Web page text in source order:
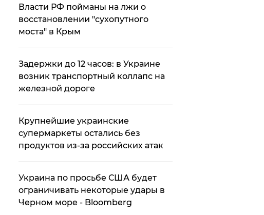
Власти РФ пойманы на лжи о
восстановлении "сухопутного
моста" в Крым
Задержки до 12 часов: в Украине
возник транспортный коллапс на
железной дороге
Крупнейшие украинские
супермаркеты остались без
продуктов из-за российских атак
Украина по просьбе США будет
ограничивать некоторые удары в
Черном море - Bloomberg